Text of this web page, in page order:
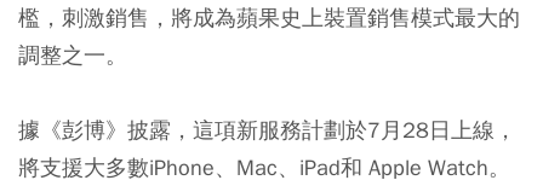
檻，刺激銷售，將成為蘋果史上裝置銷售模式最大的
調整之一。
據《彭博》披露，這項新服務計劃於7月28日上線，
將支援大多數iPhone、Mac、iPad和 Apple Watch。